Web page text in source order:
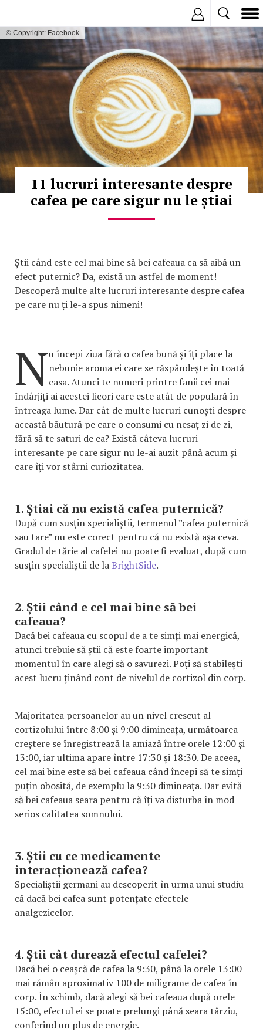
© Copyright: Facebook
11 lucruri interesante despre
cafea pe care sigur nu le știai
Știi când este cel mai bine să bei cafeaua ca să aibă un
efect puternic? Da, există un astfel de moment!
Descoperă multe alte lucruri interesante despre cafea
pe care nu ți le-a spus nimeni!
Nu începi ziua fără o cafea bună și îți place la
nebunie aroma ei care se răspândește în toată
casa. Atunci te numeri printre fanii cei mai
îndârjiți ai acestei licori care este atât de populară în
întreaga lume. Dar cât de multe lucruri cunoști despre
această băutură pe care o consumi cu nesaț zi de zi,
fără să te saturi de ea? Există câteva lucruri
interesante pe care sigur nu le-ai auzit până acum și
care îți vor stârni curiozitatea.
1. Știai că nu există cafea puternică?
După cum susțin specialiștii, termenul ”cafea puternică
sau tare” nu este corect pentru că nu există așa ceva.
Gradul de tărie al cafelei nu poate fi evaluat, după cum
susțin specialiștii de laBrightSide.
2. Știi când e cel mai bine să bei
cafeaua?
Dacă bei cafeaua cu scopul de a te simți mai energică,
atunci trebuie să știi că este foarte important
momentul în care alegi să o savurezi. Poți să stabilești
acest lucru ținând cont de nivelul de cortizol din corp.
Majoritatea persoanelor au un nivel crescut al
cortizolului între 8:00 și 9:00 dimineața, următoarea
creștere se înregistrează la amiază între orele 12:00 și
13:00, iar ultima apare între 17:30 și 18:30. De aceea,
cel mai bine este să bei cafeaua când începi să te simți
puțin obosită, de exemplu la 9:30 dimineața. Dar evită
să bei cafeaua seara pentru că îți va disturba în mod
serios calitatea somnului.
3. Știi cu ce medicamente
interacționează cafea?
Specialiștii germani au descoperit în urma unui studiu
că dacă bei cafea sunt potențate efectele
analgezicelor.
4. Știi cât durează efectul cafelei?
Dacă bei o ceașcă de cafea la 9:30, până la orele 13:00
mai rămân aproximativ 100 de miligrame de cafea în
corp. În schimb, dacă alegi să bei cafeaua după orele
15:00, efectul ei se poate prelungi până seara târziu,
conferind un plus de energie.